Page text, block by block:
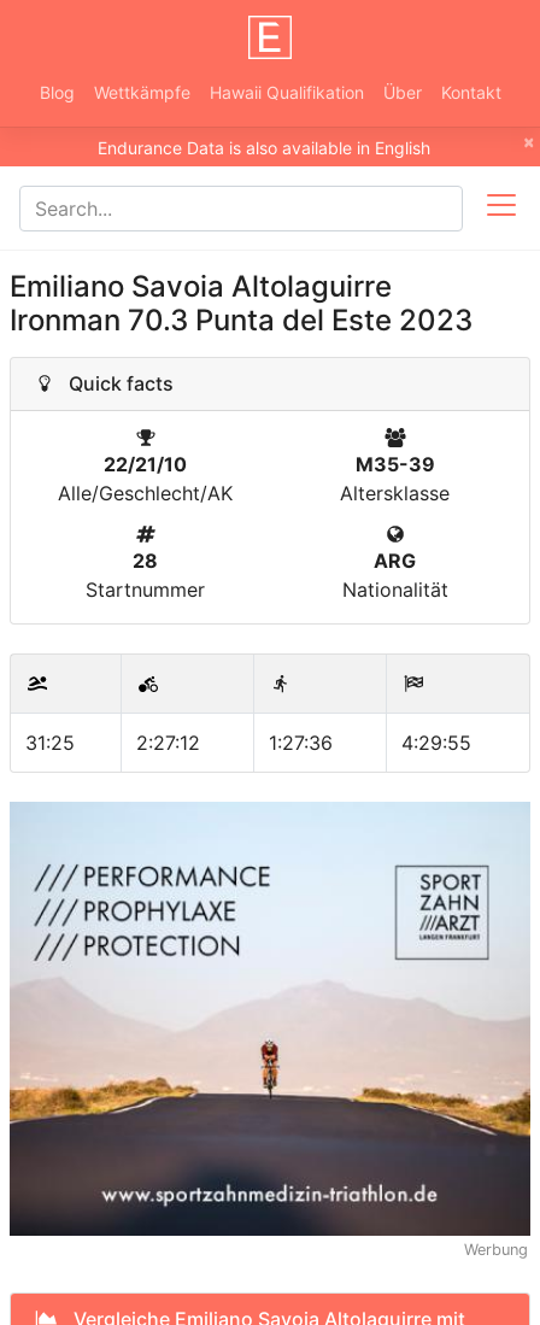
Blog Wettkämpfe Hawaii Qualifikation Über Kontakt
×
Endurance Data is also available in English
Emiliano Savoia Altolaguirre
Ironman 70.3 Punta del Este 2023
Quick facts
22/21/10
Alle/Geschlecht/AK
M35-39
Altersklasse
28
Startnummer
ARG
Nationalität
31:25 2:27:12 1:27:36 4:29:55
Werbung
Vergleiche Emiliano Savoia Altolaguirre mit